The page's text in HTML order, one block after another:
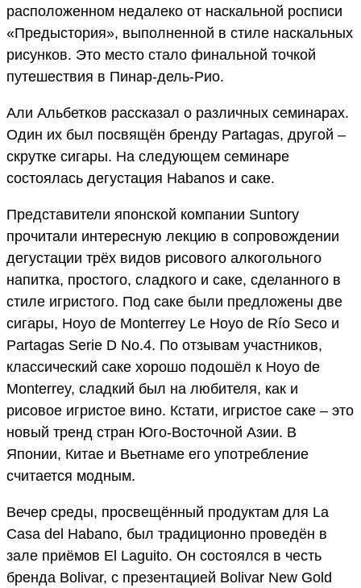
расположенном недалеко от наскальной росписи
«Предыстория», выполненной в стиле наскальных
рисунков. Это место стало финальной точкой
путешествия в Пинар-дель-Рио.
Али Альбетков рассказал о различных семинарах.
Один их был посвящён бренду Partagas, другой –
скрутке сигары. На следующем семинаре
состоялась дегустация Habanos и саке.
Представители японской компании Suntory
прочитали интересную лекцию в сопровождении
дегустации трёх видов рисового алкогольного
напитка, простого, сладкого и саке, сделанного в
стиле игристого. Под саке были предложены две
сигары, Hoyo de Monterrey Le Hoyo de Río Seco и
Partagas Serie D No.4. По отзывам участников,
классический саке хорошо подошёл к Hoyo de
Monterrey, сладкий был на любителя, как и
рисовое игристое вино. Кстати, игристое саке – это
новый тренд стран Юго-Восточной Азии. В
Японии, Китае и Вьетнаме его употребление
считается модным.
Вечер среды, просвещённый продуктам для La
Casa del Habano, был традиционно проведён в
зале приёмов El Laguito. Он состоялся в честь
бренда Bolivar, с презентацией Bolivar New Gold